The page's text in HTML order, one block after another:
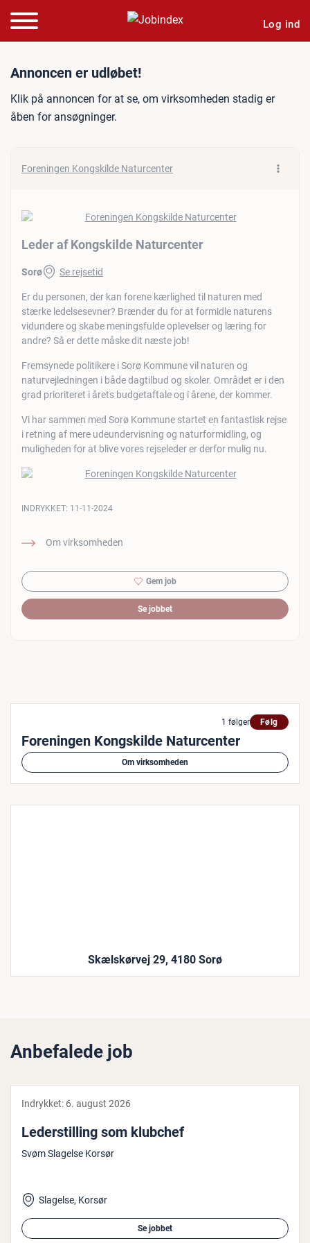
Log ind
Jobannonce: Leder af
Annoncen er udløbet!
Klik på annoncen for at se, om virksomheden stadig er
åben for ansøgninger.
Foreningen Kongskilde Naturcenter
Leder af Kongskilde Naturcenter
Sorø Se rejsetid
Er du personen, der kan forene kærlighed til naturen med
stærke ledelsesevner? Brænder du for at formidle naturens
vidundere og skabe meningsfulde oplevelser og læring for
andre? Så er dette måske dit næste job!
Fremsynede politikere i Sorø Kommune vil naturen og
naturvejledningen i både dagtilbud og skoler. Området er i den
grad prioriteret i årets budgetaftale og i årene, der kommer.
Vi har sammen med Sorø Kommune startet en fantastisk rejse
i retning af mere udeundervisning og naturformidling, og
muligheden for at blive vores rejseleder er derfor mulig nu.
Om virksomheden
INDRYKKET: 11-11-2024
Gem job
Se jobbet
1 følger Følg
Foreningen Kongskilde Naturcenter
Om virksomheden
Skælskørvej 29, 4180 Sorø
Anbefalede job
Indrykket: 6. august 2026
Le­der­stil­ling som klubchef
Svøm Slagelse Korsør
Slagelse, Korsør
Se jobbet